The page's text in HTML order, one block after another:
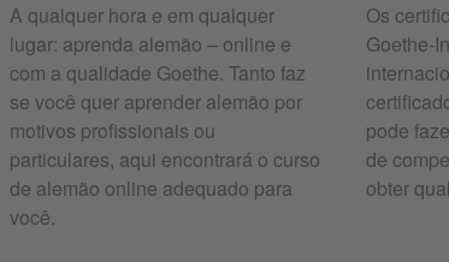
A qualquer hora e em qualquer
lugar: aprenda alemão – online e
com a qualidade Goethe. Tanto faz
se você quer aprender alemão por
motivos profissionais ou
particulares, aqui encontrará o curso
de alemão online adequado para
você.
Os
Goethe-
pode
de
obter